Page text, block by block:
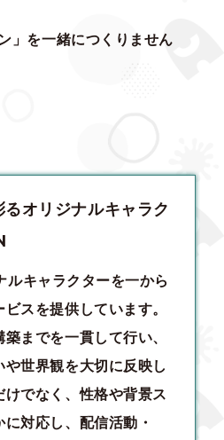
」を一緒につくりません
オリジナルキャラク
ルキャラクターを一から
スを提供しています。
までを一貫して行い、
世界観を大切に反映し
けでなく、性格や背景ス
に対応し、配信活動・